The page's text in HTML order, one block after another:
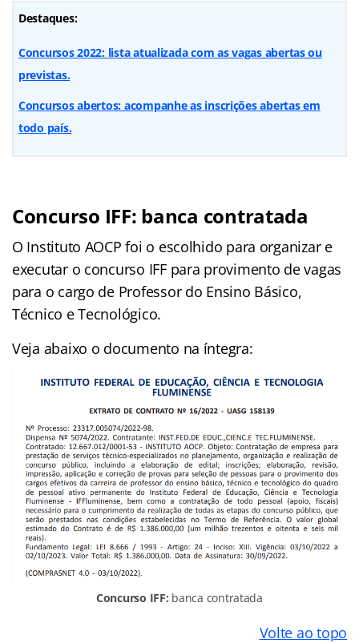
Destaques:
Concursos 2022: lista atualizada com as vagas abertas ou
previstas.
Concursos abertos: acompanhe as inscrições abertas em
todo país.
Concurso IFF: banca contratada
O Instituto AOCP foi o escolhido para organizar e
executar o concurso IFF para provimento de vagas
para o cargo de Professor do Ensino Básico,
Técnico e Tecnológico.
Veja abaixo o documento na íntegra:
Concurso IFF: banca contratada
Volte ao topo